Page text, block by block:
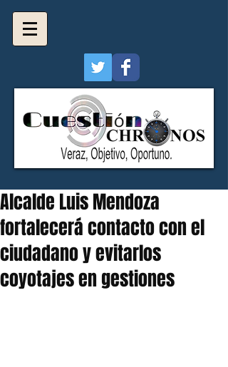
Alcalde Luis Mendoza
fortalecerá contacto con el
ciudadano y evitarlos
coyotajes en gestiones